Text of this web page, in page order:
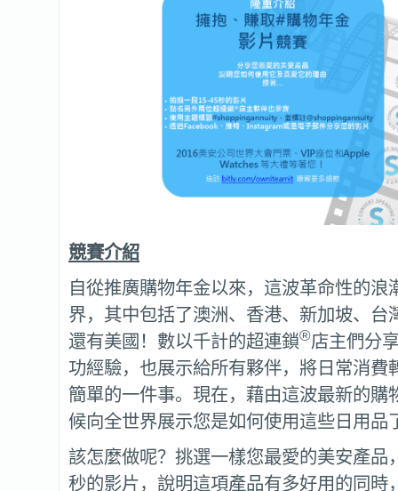
競賽介紹
自從推廣購物年金以來，這波革命性的浪
界，其中包括了澳洲、香港、新加坡、台
還有美國！數以千計的超連鎖®店主們分
功經驗，也展示給所有夥伴，將日常消費
簡單的一件事。現在，藉由這波最新的購
候向全世界展示您是如何使用這些日用品
該怎麼做呢？挑選一樣您最愛的美安產品
秒的影片，說明這項產品有多好用的同時